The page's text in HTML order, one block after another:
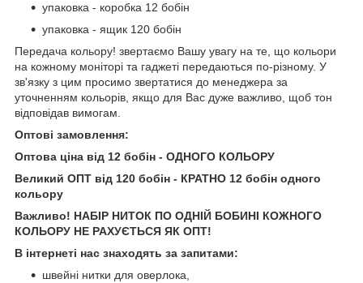
упаковка - коробка 12 бобін
упаковка - ящик 120 бобін
Передача кольору! звертаємо Вашу увагу на те, що кольори
на кожному моніторі та гаджеті передаються по-різному. У
зв'язку з цим просимо звертатися до менеджера за
уточненням кольорів, якщо для Вас дуже важливо, щоб тон
відповідав вимогам.
Оптові замовлення:
Оптова ціна від 12 бобін - ОДНОГО КОЛЬОРУ
Великий ОПТ від 120 бобін - КРАТНО 12 бобін одного
кольору
Важливо! НАБІР НИТОК ПО ОДНІЙ БОБИНІ КОЖНОГО
КОЛЬОРУ НЕ РАХУЄТЬСЯ ЯК ОПТ!
В інтернеті нас знаходять за запитами:
швейні нитки для оверлока,